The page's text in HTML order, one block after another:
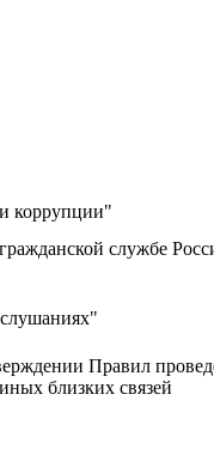
коррупции"
службе
Правил
близких связей